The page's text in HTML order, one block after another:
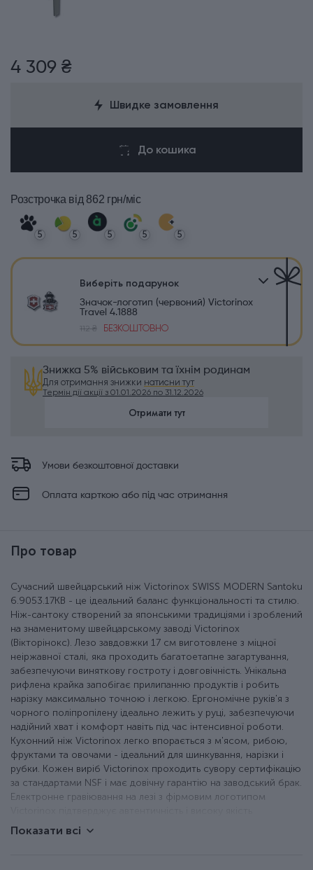
4 309 ₴
Швидке замовлення
До кошика
Розстрочка від 862 грн/міс
5 5 5 5 5
Виберіть подарунок
Значок-логотип (червоний) Victorinox
Travel 4.1888
112 ₴
БЕЗКОШТОВНО
Знижка 5% військовим та їхнім родинам
Для отримання знижки натисни тут
Термін дії акції з 01.01.2026 по 31.12.2026
Отримати тут
Умови безкоштовної доставки
Оплата карткою або під час отримання
Про товар
Сучасний швейцарський ніж Victorinox SWISS MODERN Santoku
6.9053.17KB - це ідеальний баланс функціональності та стилю.
Ніж-сантоку створений за японськими традиціями і зроблений
на знаменитому швейцарському заводі Victorinox
(Вікторінокс). Лезо завдовжки 17 см виготовлене з міцної
неіржавної сталі, яка проходить багатоетапне загартування,
забезпечуючи виняткову гостроту і довговічність. Унікальна
рифлена крайка запобігає прилипанню продуктів і робить
нарізку максимально точною і легкою. Ергономічне руків'я з
чорного поліпропілену ідеально лежить у руці, забезпечуючи
надійний хват і комфорт навіть під час інтенсивної роботи.
Кухонний ніж Victorinox легко впорається з м'ясом, рибою,
фруктами та овочами - ідеальний для шинкування, нарізки і
рубки. Кожен виріб Victorinox проходить сувору сертифікацію
за стандартами NSF і має довічну гарантію на заводський брак.
Електронне гравіювання на лезі з фірмовим логотипом
інструменту.
Показати всі